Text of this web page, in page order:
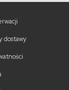
dostawy